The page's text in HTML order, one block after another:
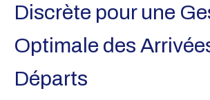
Discrète pour une
Optimale des
Départs